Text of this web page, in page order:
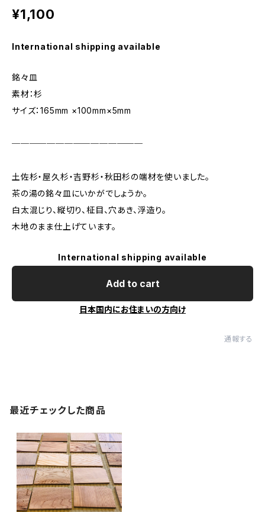
¥1,100
International shipping available
銘々皿
素材：杉
サイズ：165mm ×100mm×5mm
───────────────
土佐杉・屋久杉・吉野杉・秋田杉の端材を使いました。
茶の湯の銘々皿にいかがでしょうか。
白太混じり、縦切り、柾目、穴あき、浮造り。
木地のまま仕上げています。
International shipping available
Add to cart
日本国内にお住まいの方向け
通報する
最近チェックした商品